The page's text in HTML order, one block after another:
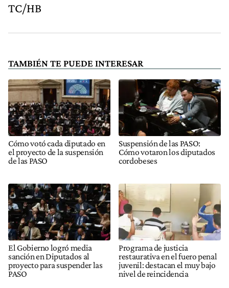
TC/HB
TAMBIÉN TE PUEDE INTERESAR
Cómo votó cada diputado en
el proyecto de la suspensión
de las PASO
Suspensión de las PASO:
Cómo votaron los diputados
cordobeses
El Gobierno logró media
sanción en Diputados al
proyecto para suspender las
PASO
Programa de justicia
restaurativa en el fuero penal
juvenil: destacan el muy bajo
nivel de reincidencia